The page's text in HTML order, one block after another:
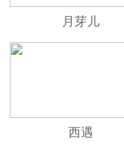
随着季节的变迁
将温暖和时尚融为
质和风尚。
月芽儿
西遇